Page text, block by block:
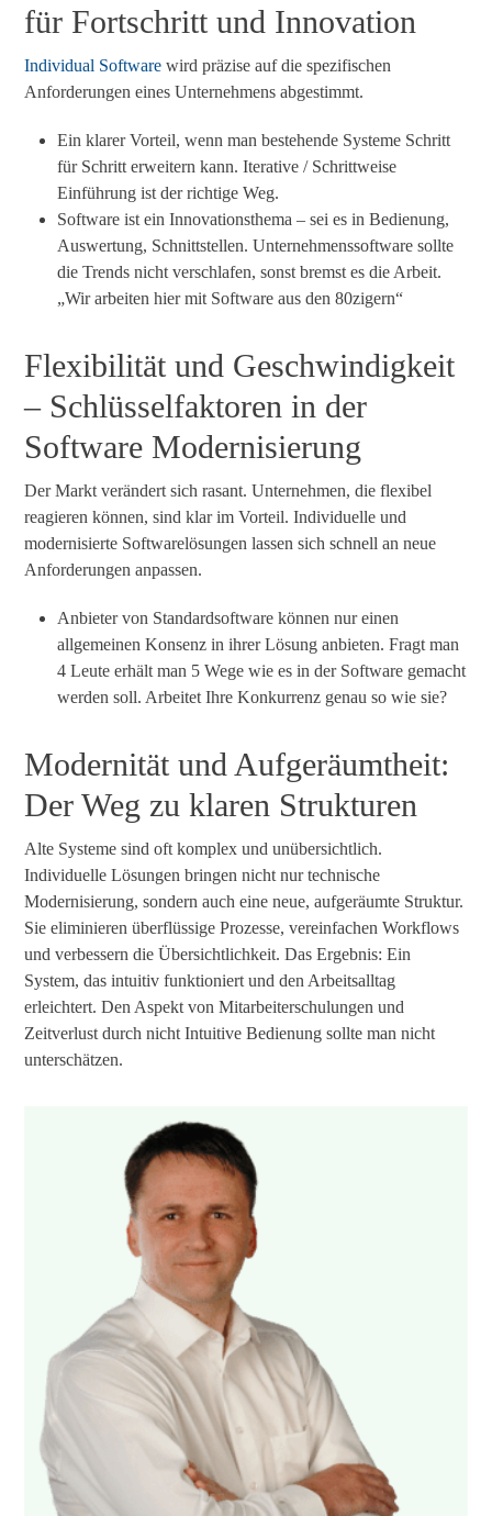
für Fortschritt und Innovation
Individual Software wird präzise auf die spezifischen
Anforderungen eines Unternehmens abgestimmt.
Ein klarer Vorteil, wenn man bestehende Systeme Schritt
für Schritt erweitern kann. Iterative / Schrittweise
Einführung ist der richtige Weg.
Software ist ein Innovationsthema – sei es in Bedienung,
Auswertung, Schnittstellen. Unternehmenssoftware sollte
die Trends nicht verschlafen, sonst bremst es die Arbeit.
„Wir arbeiten hier mit Software aus den 80zigern“
Flexibilität und Geschwindigkeit
– Schlüsselfaktoren in der
Software Modernisierung
Der Markt verändert sich rasant. Unternehmen, die flexibel
reagieren können, sind klar im Vorteil. Individuelle und
modernisierte Softwarelösungen lassen sich schnell an neue
Anforderungen anpassen.
Anbieter von Standardsoftware können nur einen
allgemeinen Konsenz in ihrer Lösung anbieten. Fragt man
4 Leute erhält man 5 Wege wie es in der Software gemacht
werden soll. Arbeitet Ihre Konkurrenz genau so wie sie?
Modernität und Aufgeräumtheit:
Der Weg zu klaren Strukturen
Alte Systeme sind oft komplex und unübersichtlich.
Individuelle Lösungen bringen nicht nur technische
Modernisierung, sondern auch eine neue, aufgeräumte Struktur.
Sie eliminieren überflüssige Prozesse, vereinfachen Workflows
und verbessern die Übersichtlichkeit. Das Ergebnis: Ein
System, das intuitiv funktioniert und den Arbeitsalltag
erleichtert. Den Aspekt von Mitarbeiterschulungen und
Zeitverlust durch nicht Intuitive Bedienung sollte man nicht
unterschätzen.